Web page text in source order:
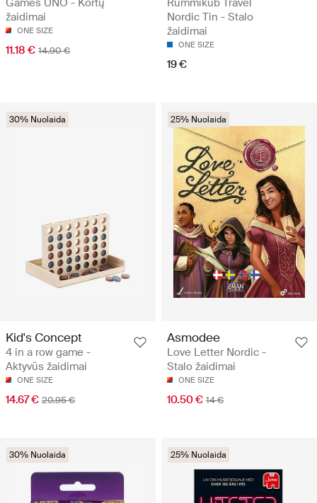
Games UNO - Kortų
žaidimai
ONE SIZE
11.18 € 14.90 €
Rummikub Travel
Nordic Tin - Stalo
žaidimai
ONE SIZE
19 €
30% Nuolaida
Kid's Concept
4 in a row game -
Aktyvūs žaidimai
ONE SIZE
14.67 € 20.95 €
25% Nuolaida
Asmodee
Love Letter Nordic -
Stalo žaidimai
ONE SIZE
10.50 € 14 €
30% Nuolaida 25% Nuolaida